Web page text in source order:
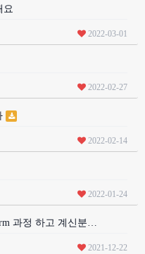
요
2022-03-01
2022-02-27
2022-02-14
2022-01-24
과정 하고 계신분…
2021-12-22